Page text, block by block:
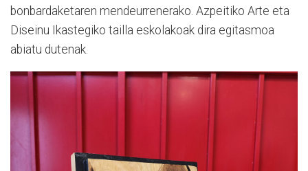
bonbardaketaren mendeurrenerako. Azpeitiko Arte eta
Diseinu Ikastegiko tailla eskolakoak dira egitasmoa
abiatu dutenak.